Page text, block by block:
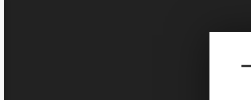
Sketchbook5, 스케치
Sketchbook5, 스케치